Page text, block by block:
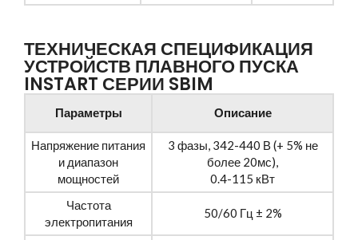
ТЕХНИЧЕСКАЯ СПЕЦИФИКАЦИЯ
УСТРОЙСТВ ПЛАВНОГО ПУСКА
INSTART СЕРИИ SBIM
Параметры Описание
Напряжение питания
и диапазон
мощностей
3 фазы, 342-440 В (+ 5% не
более 20мс),
0.4-115 кВт
Частота
электропитания
50/60 Гц ± 2%